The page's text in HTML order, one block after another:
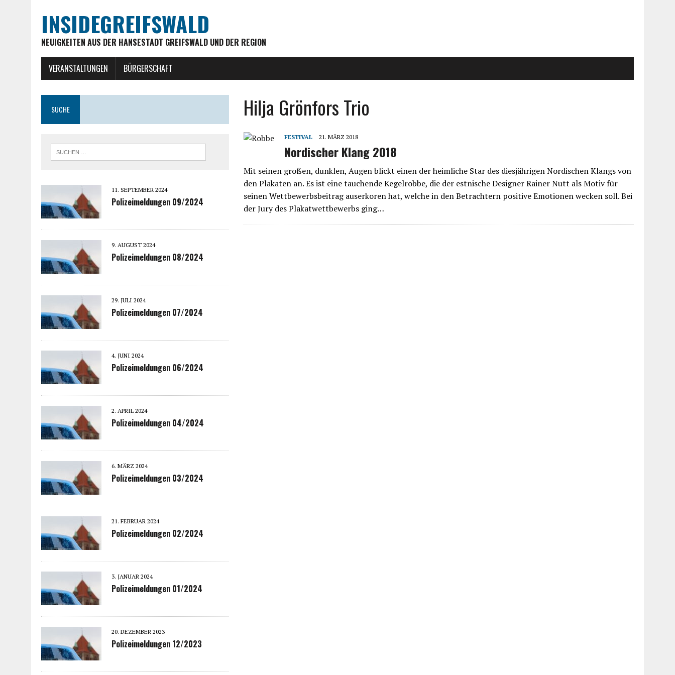
INSIDEGREIFSWALD
NEUIGKEITEN AUS DER HANSESTADT GREIFSWALD UND DER REGION
VERANSTALTUNGEN BÜRGERSCHAFT
Hilja Grönfors Trio
FESTIVAL 21. MÄRZ 2018
Nordischer Klang 2018
Mit seinen großen, dunklen, Augen blickt einen der heimliche Star des diesjährigen Nordischen Klangs von
den Plakaten an. Es ist eine tauchende Kegelrobbe, die der estnische Designer Rainer Nutt als Motiv für
seinen Wettbewerbsbeitrag auserkoren hat, welche in den Betrachtern positive Emotionen wecken soll. Bei
der Jury des Plakatwettbewerbs ging…
SUCHE
11. SEPTEMBER 2024
Polizeimeldungen 09/2024
9. AUGUST 2024
Polizeimeldungen 08/2024
29. JULI 2024
Polizeimeldungen 07/2024
4. JUNI 2024
Polizeimeldungen 06/2024
2. APRIL 2024
Polizeimeldungen 04/2024
6. MÄRZ 2024
Polizeimeldungen 03/2024
21. FEBRUAR 2024
Polizeimeldungen 02/2024
3. JANUAR 2024
Polizeimeldungen 01/2024
20. DEZEMBER 2023
Polizeimeldungen 12/2023